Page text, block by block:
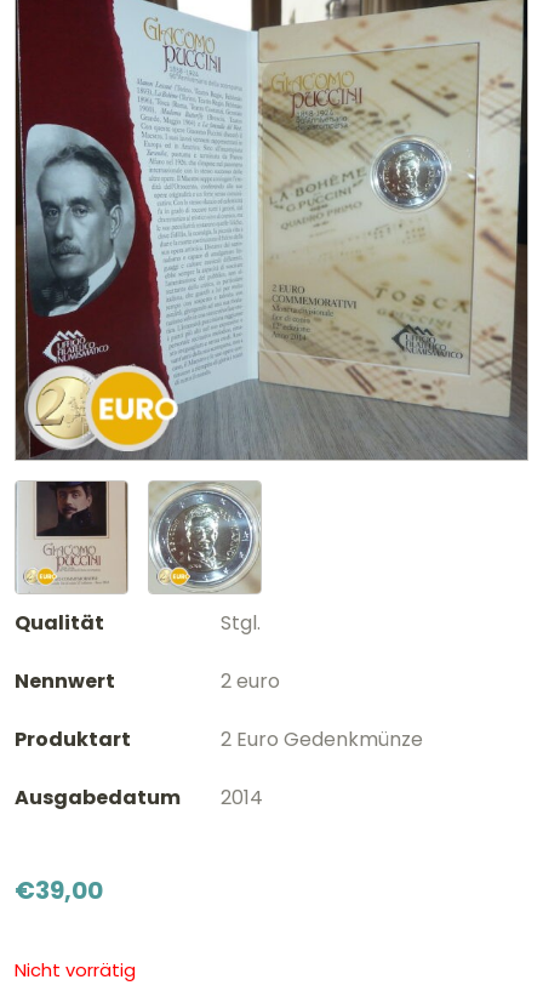
Qualität Stgl.
Nennwert 2 euro
Produktart 2 Euro Gedenkmünze
Ausgabedatum 2014
€39,00
Nicht vorrätig